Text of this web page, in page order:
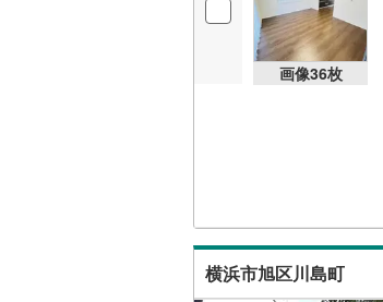
画像36枚
横浜市旭区川島町